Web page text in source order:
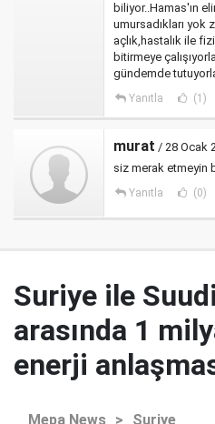
biliyor..Hamas'ın
umursadıkları yok
açlık,hastalık ile
bitirmeye
gündemde
Yanıtla (1)
murat / 28 Ocak
siz merak etmeyin
Yanıtla (0)
Suriye ile
arasında 1
enerji
Mepa News > Suriye